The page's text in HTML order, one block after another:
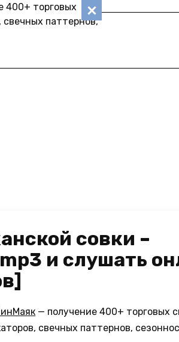
400+ торговых
паттернов,
совки –
и слушать
— получение 400+ торговых
свечных паттернов,